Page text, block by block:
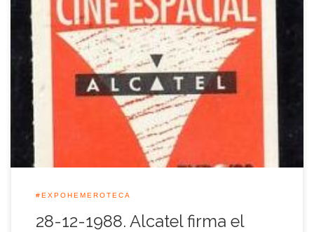
La empresa Alcatel Standar Eléctrica S.A., firmó aquella
jornada con la Expo 92 un contrato que la convirtió en
sociedad colaboradora de la Muestra Universal y
patrocinadora del cine espacial, que se construyó en el
Pabellón de los Descubrimientos del recinto de la Cartuja.
Además de este acuerdo, por el […]
#EXPOHEMEROTECA
28-12-1988. Alcatel firma el